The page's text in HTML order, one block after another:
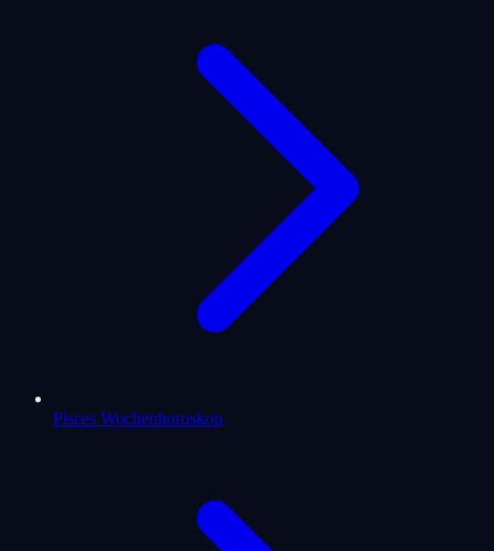
Pisces Wochenhoroskop